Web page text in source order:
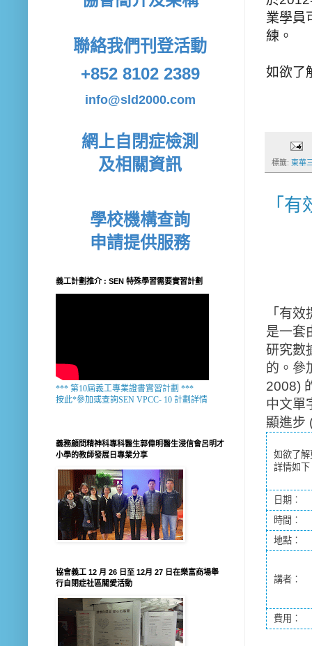
業學員
練。
如欲了
標籤: 東華
「
「有
是一套
研究數
的。參
2008)
中文單
顯進步
如欲了
詳情如下
日期︰
時間︰
地點︰
講者︰
費用︰
聯絡我們刊登活動
+852 8102 2389
info@sld2000.com
網上自閉症檢測
及相關資訊
學校機構查詢
申請提供服務
義工計劃推介 : SEN 特殊學習需要實習計劃
*** 第10屆義工專業證書實習計劃 ***
按此*參加或查詢SEN VPCC- 10 計劃詳情
義務顧問精神科專科醫生郭偉明醫生浸信會呂明才
小學的教師發展日專業分享
協會義工 12 月 26 日至 12月 27 日在樂富商場舉
行自閉症社區關愛活動